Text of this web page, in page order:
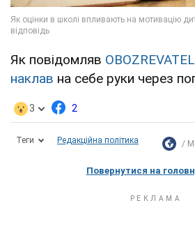
Як повідомляв OBOZREVATEL
наклав на себе руки через
3 2
Теги Редакційна політика
Повернутися на